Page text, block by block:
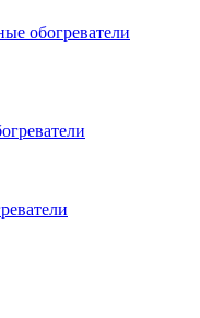
обогреватели